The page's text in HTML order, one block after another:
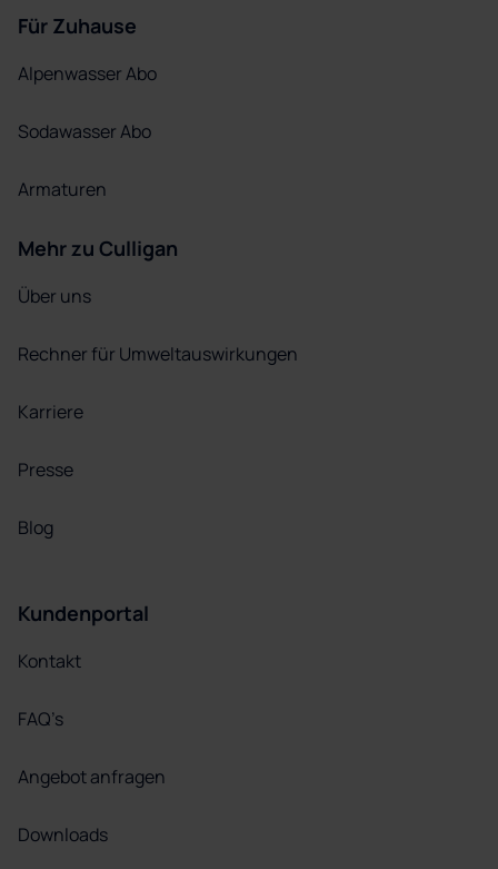
Für Zuhause
Alpenwasser Abo
Sodawasser Abo
Armaturen
Mehr zu Culligan
Über uns
Rechner für Umweltauswirkungen
Karriere
Presse
Blog
Kundenportal
Kontakt
FAQ’s
Angebot anfragen
Downloads